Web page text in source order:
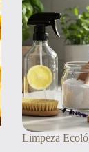
Limpeza